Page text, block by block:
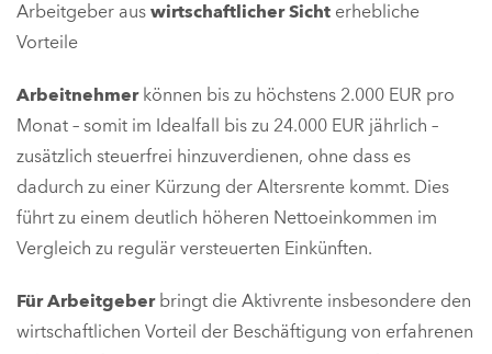
Arbeitgeber aus wirtschaftlicher Sicht erhebliche
Vorteile
Arbeitnehmerkönnen bis zu höchstens 2.000 EUR pro
Monat – somit im Idealfall bis zu 24.000 EUR jährlich –
zusätzlich steuerfrei hinzuverdienen, ohne dass es
dadurch zu einer Kürzung der Altersrente kommt. Dies
führt zu einem deutlich höheren Nettoeinkommen im
Vergleich zu regulär versteuerten Einkünften.
Für Arbeitgeberbringt die Aktivrente insbesondere den
wirtschaftlichen Vorteil der Beschäftigung von erfahrenen